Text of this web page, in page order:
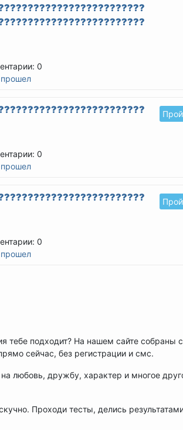
0
0
0
тебе подходит? На нашем сайте собраны
сейчас, без регистрации и смс.
любовь, дружбу, характер и многое
Проходи тесты, делись